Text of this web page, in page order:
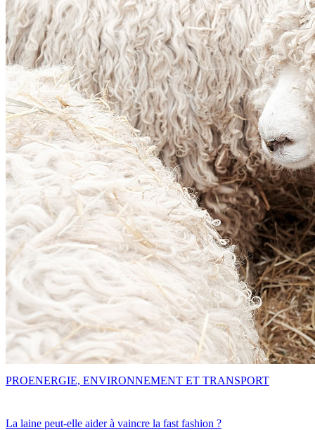
La laine peut-elle aider à vaincre la fast fashion ?
PROENERGIE, ENVIRONNEMENT ET TRANSPORT